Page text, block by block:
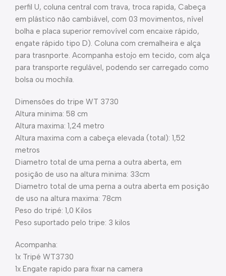
perfil U, coluna central com trava, troca rapida, Cabeça
em plástico não cambiável, com 03 movimentos, nível
bolha e placa superior removível com encaixe rápido,
engate rápido tipo D). Coluna com cremalheira e alça
para trasnporte. Acompanha estojo em tecido, com alça
para transporte regulável, podendo ser carregado como
bolsa ou mochila.
Dimensões do tripe WT 3730
Altura minima: 58 cm
Altura maxima: 1,24 metro
Altura maxima com a cabeça elevada (total): 1,52
metros
Diametro total de uma perna a outra aberta, em
posição de uso na altura minima: 33cm
Diametro total de uma perna a outra aberta em posição
de uso na altura maxima: 78cm
Peso do tripé: 1,0 Kilos
Peso suportado pelo tripe: 3 kilos
Acompanha:
1x Tripé WT3730
1x Engate rapido para fixar na camera